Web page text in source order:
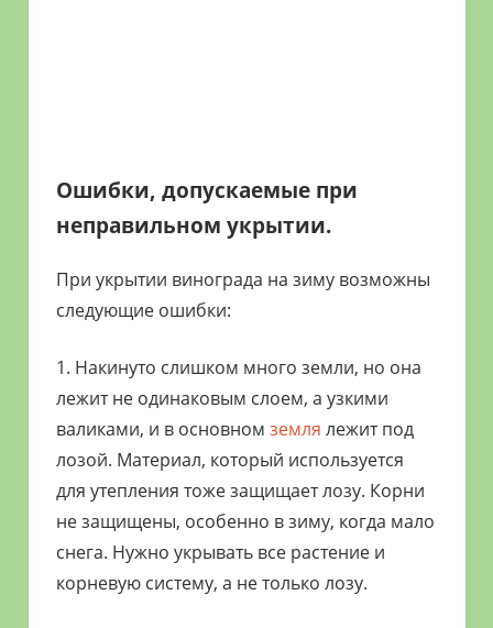
Ошибки, допускаемые при
неправильном укрытии.
При укрытии винограда на зиму возможны
следующие ошибки:
1. Накинуто слишком много земли, но она
лежит не одинаковым слоем, а узкими
валиками, и в основном земля лежит под
лозой. Материал, который используется
для утепления тоже защищает лозу. Корни
не защищены, особенно в зиму, когда мало
снега. Нужно укрывать все растение и
корневую систему, а не только лозу.